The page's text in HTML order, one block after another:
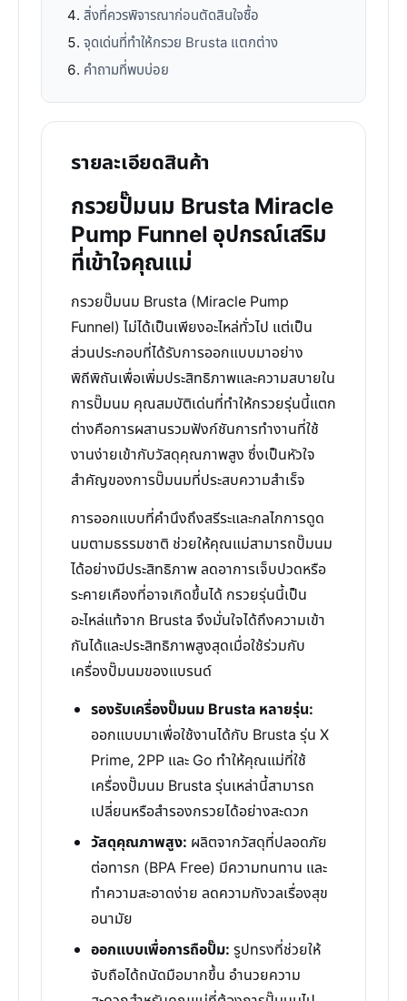
สิ่งที่ควรพิจารณาก่อนตัดสินใจซื้อ
จุดเด่นที่ทำให้กรวย Brusta แตกต่าง
คำถามที่พบบ่อย
รายละเอียดสินค้า
กรวยปั๊มนม Brusta Miracle
Pump Funnel อุปกรณ์เสริม
ที่เข้าใจคุณแม่
กรวยปั๊มนม Brusta (Miracle Pump
Funnel) ไม่ได้เป็นเพียงอะไหล่ทั่วไป แต่เป็น
ส่วนประกอบที่ได้รับการออกแบบมาอย่าง
พิถีพิถันเพื่อเพิ่มประสิทธิภาพและความสบายใน
การปั๊มนม คุณสมบัติเด่นที่ทำให้กรวยรุ่นนี้แตก
ต่างคือการผสานรวมฟังก์ชันการทำงานที่ใช้
งานง่ายเข้ากับวัสดุคุณภาพสูง ซึ่งเป็นหัวใจ
สำคัญของการปั๊มนมที่ประสบความสำเร็จ
การออกแบบที่คำนึงถึงสรีระและกลไกการดูด
นมตามธรรมชาติ ช่วยให้คุณแม่สามารถปั๊มนม
ได้อย่างมีประสิทธิภาพ ลดอาการเจ็บปวดหรือ
ระคายเคืองที่อาจเกิดขึ้นได้ กรวยรุ่นนี้เป็น
อะไหล่แท้จาก Brusta จึงมั่นใจได้ถึงความเข้า
กันได้และประสิทธิภาพสูงสุดเมื่อใช้ร่วมกับ
เครื่องปั๊มนมของแบรนด์
รองรับเครื่องปั๊มนม Brusta หลายรุ่น:
ออกแบบมาเพื่อใช้งานได้กับ Brusta รุ่น X
Prime, 2PP และ Go ทำให้คุณแม่ที่ใช้
เครื่องปั๊มนม Brusta รุ่นเหล่านี้สามารถ
เปลี่ยนหรือสำรองกรวยได้อย่างสะดวก
วัสดุคุณภาพสูง: ผลิตจากวัสดุที่ปลอดภัย
ต่อทารก (BPA Free) มีความทนทาน และ
ทำความสะอาดง่าย ลดความกังวลเรื่องสุข
อนามัย
ออกแบบเพื่อการถือปั๊ม: รูปทรงที่ช่วยให้
จับถือได้ถนัดมือมากขึ้น อำนวยความ